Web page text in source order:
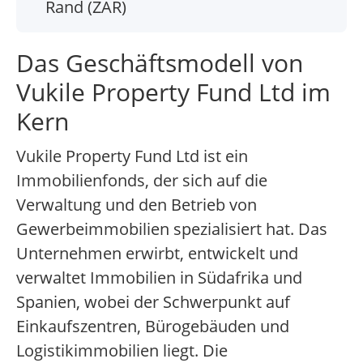
Rand (ZAR)
Das Geschäftsmodell von
Vukile Property Fund Ltd im
Kern
Vukile Property Fund Ltd ist ein
Immobilienfonds, der sich auf die
Verwaltung und den Betrieb von
Gewerbeimmobilien spezialisiert hat. Das
Unternehmen erwirbt, entwickelt und
verwaltet Immobilien in Südafrika und
Spanien, wobei der Schwerpunkt auf
Einkaufszentren, Bürogebäuden und
Logistikimmobilien liegt. Die